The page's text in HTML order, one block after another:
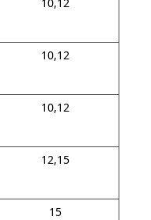
10,12
10,12
12,15
15